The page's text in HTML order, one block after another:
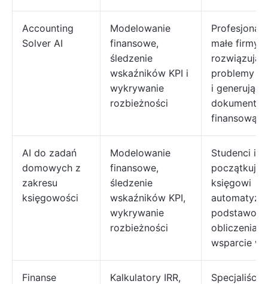
Accounting
Solver AI
Modelowanie
finansowe,
śledzenie
wskaźników KPI i
wykrywanie
rozbieżności
małe firmy
problemy
i generujące
finansową
AI do zadań
domowych z
zakresu
księgowości
Modelowanie
finansowe,
śledzenie
wskaźników KPI,
wykrywanie
rozbieżności
Studenci i
księgowi
obliczenia i
wsparcie w
Finanse
Kalkulatory IRR,
Specjaliści